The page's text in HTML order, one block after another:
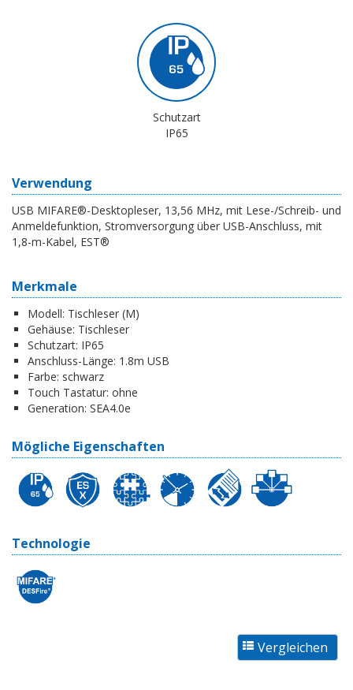
Schutzart
IP65
Verwendung
USB MIFARE®-Desktopleser, 13,56 MHz, mit Lese-/Schreib- und
Anmeldefunktion, Stromversorgung über USB-Anschluss, mit
1,8-m-Kabel, EST®
Merkmale
Modell: Tischleser (M)
Gehäuse: Tischleser
Schutzart: IP65
Anschluss-Länge: 1.8m USB
Farbe: schwarz
Touch Tastatur: ohne
Generation: SEA4.0e
Mögliche Eigenschaften
Technologie